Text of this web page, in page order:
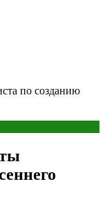
по созданию